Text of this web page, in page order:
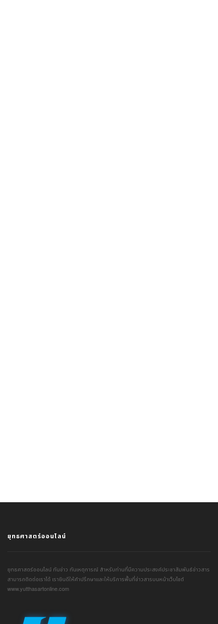
ยุทธศาสตร์ออนไลน์
ยุทธศาสตร์ออนไลน์ ทันข่าว ทันเหตุการณ์ สำหรับท่านที่มีความประสงค์ประชาสัมพันธ์ข่าวสาร
สามารถติดต่อเราได้ เรายินดีให้คำปรึกษาและให้บริการพื้นที่ข่าวสารบนหน้าเว็บไซต์
www.yutthasartonline.com